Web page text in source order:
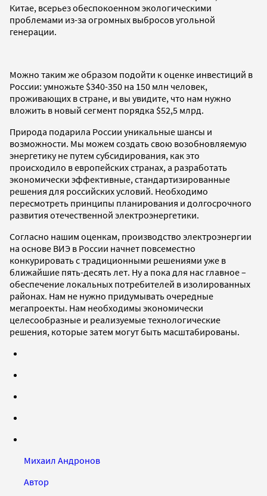
Китае, всерьез обеспокоенном экологическими
проблемами из-за огромных выбросов угольной
генерации.
Можно таким же образом подойти к оценке инвестиций в
России: умножьте $340-350 на 150 млн человек,
проживающих в стране, и вы увидите, что нам нужно
вложить в новый сегмент порядка $52,5 млрд.
Природа подарила России уникальные шансы и
возможности. Мы можем создать свою возобновляемую
энергетику не путем субсидирования, как это
происходило в европейских странах, а разработать
экономически эффективные, стандартизированные
решения для российских условий. Необходимо
пересмотреть принципы планирования и долгосрочного
развития отечественной электроэнергетики.
Согласно нашим оценкам, производство электроэнергии
на основе ВИЭ в России начнет повсеместно
конкурировать с традиционными решениями уже в
ближайшие пять-десять лет. Ну а пока для нас главное –
обеспечение локальных потребителей в изолированных
районах. Нам не нужно придумывать очередные
мегапроекты. Нам необходимы экономически
целесообразные и реализуемые технологические
решения, которые затем могут быть масштабированы.
Михаил Андронов
Автор